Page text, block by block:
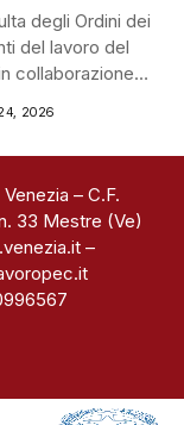
degli Ordini dei
del lavoro del
collaborazione
2026
– C.F.
33 Mestre (Ve)
–